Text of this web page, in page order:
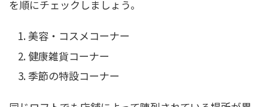
を順にチェックしましょう。
美容・コスメコーナー
健康雑貨コーナー
季節の特設コーナー